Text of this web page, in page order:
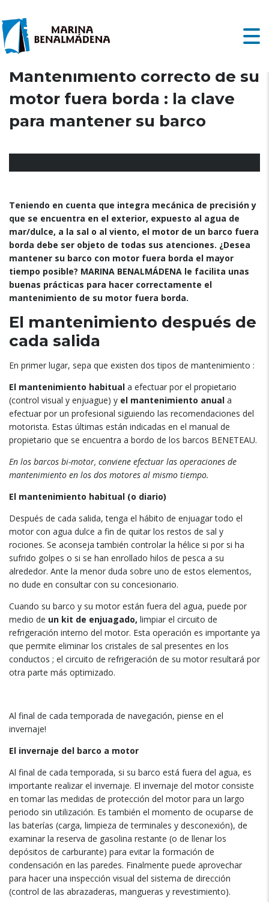
Mantenimiento correcto de su
motor fuera borda : la clave
para mantener su barco
Teniendo en cuenta que integra mecánica de precisión y
que se encuentra en el exterior, expuesto al agua de
mar/dulce, a la sal o al viento, el motor de un barco fuera
borda debe ser objeto de todas sus atenciones. ¿Desea
mantener su barco con motor fuera borda el mayor
tiempo posible? MARINA BENALMÁDENA le facilita unas
buenas prácticas para hacer correctamente el
mantenimiento de su motor fuera borda.
El mantenimiento después de
cada salida
En primer lugar, sepa que existen dos tipos de mantenimiento :
El mantenimiento habitual a efectuar por el propietario
(control visual y enjuague) y el mantenimiento anual a
efectuar por un profesional siguiendo las recomendaciones del
motorista. Estas últimas están indicadas en el manual de
propietario que se encuentra a bordo de los barcos BENETEAU.
En los barcos bi-motor, conviene efectuar las operaciones de
mantenimiento en los dos motores al mismo tiempo.
El mantenimiento habitual (o diario)
Después de cada salida, tenga el hábito de enjuagar todo el
motor con agua dulce a fin de quitar los restos de sal y
rociones. Se aconseja también controlar la hélice si por si ha
sufrido golpes o si se han enrollado hilos de pesca a su
alrededor. Ante la menor duda sobre uno de estos elementos,
no dude en consultar con su concesionario.
Cuando su barco y su motor están fuera del agua, puede por
medio de un kit de enjuagado, limpiar el circuito de
refrigeración interno del motor. Esta operación es importante ya
que permite eliminar los cristales de sal presentes en los
conductos ; el circuito de refrigeración de su motor resultará por
otra parte más optimizado.
Al final de cada temporada de navegación, piense en el
invernaje!
El invernaje del barco a motor
Al final de cada temporada, si su barco está fuera del agua, es
importante realizar el invernaje. El invernaje del motor consiste
en tomar las medidas de protección del motor para un largo
periodo sin utilización. Es también el momento de ocuparse de
las baterías (carga, limpieza de terminales y desconexión), de
examinar la reserva de gasolina restante (o de llenar los
depósitos de carburante) para evitar la formación de
condensación en las paredes. Finalmente puede aprovechar
para hacer una inspección visual del sistema de dirección
(control de las abrazaderas, mangueras y revestimiento).